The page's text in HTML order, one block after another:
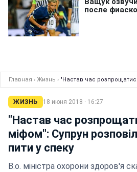
Главная › Жизнь › "Настав час
ЖИЗНЬ 18 июня 2018 · 16:27
"Настав час
міфом": Супрун
пити у спеку
В.о. міністра охорони здоров'я